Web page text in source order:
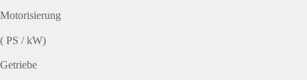
Motorisierung
( PS / kW)
Getriebe